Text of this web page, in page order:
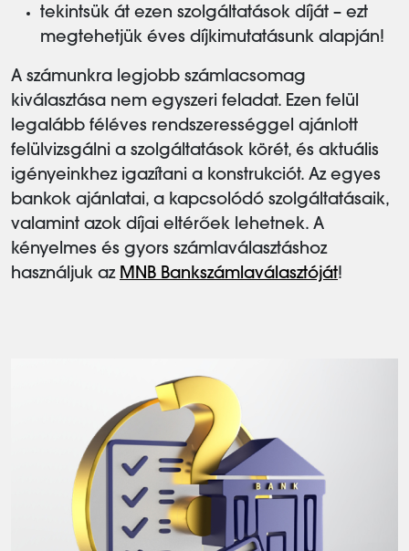
tekintsük át ezen szolgáltatások díját – ezt
megtehetjük éves díjkimutatásunk alapján!
A számunkra legjobb számlacsomag
kiválasztása nem egyszeri feladat. Ezen felül
legalább féléves rendszerességgel ajánlott
felülvizsgálni a szolgáltatások körét, és aktuális
igényeinkhez igazítani a konstrukciót. Az egyes
bankok ajánlatai, a kapcsolódó szolgáltatásaik,
valamint azok díjai eltérőek lehetnek. A
kényelmes és gyors számlaválasztáshoz
használjuk az MNB Bankszámlaválasztóját!